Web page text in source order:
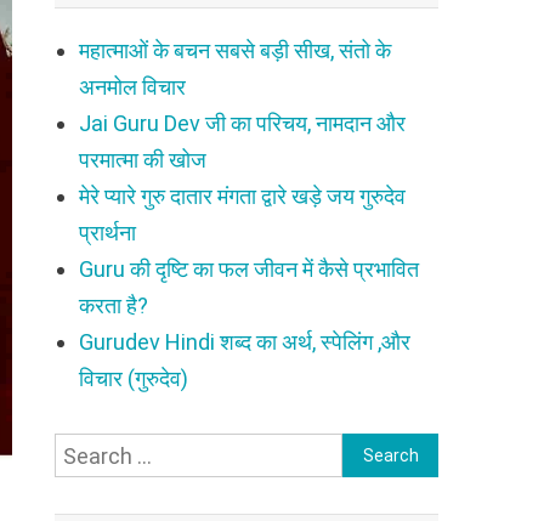
महात्माओं के बचन सबसे बड़ी सीख, संतो के
अनमोल विचार
Jai Guru Dev जी का परिचय, नामदान और
परमात्मा की खोज
मेरे प्यारे गुरु दातार मंगता द्वारे खड़े जय गुरुदेव
प्रार्थना
Guru की दृष्टि का फल जीवन में कैसे प्रभावित
करता है?
Gurudev Hindi शब्द का अर्थ, स्पेलिंग ,और
विचार (गुरुदेव)
Search